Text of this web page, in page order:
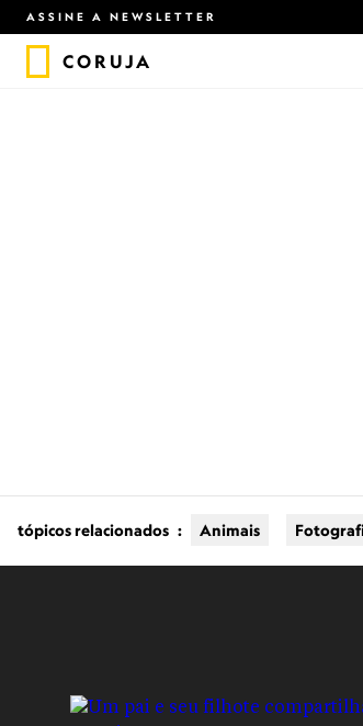
ASSINE A NEWSLETTER
CORUJA
tópicos relacionados : Animais